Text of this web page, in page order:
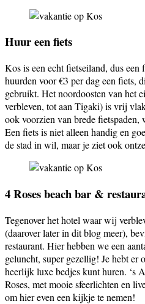
Huur een fiets
Kos is een echt fietseiland, dus
huurden voor €3 per dag een fiets,
gebruikt. Het noordoosten van het
verbleven, tot aan Tigaki) is vrij
ook voorzien van brede
Een fiets is niet alleen handig en
de stad in wil, maar je ziet ook
4 Roses beach bar &
Tegenover het hotel waar wij
(daarover later in dit blog meer),
restaurant. Hier hebben we een
geluncht, super gezellig! Je hebt er
heerlijk luxe bedjes kunt huren. ‘s
Roses, met mooie sfeerlichten en
om hier even een kijkje te nemen!